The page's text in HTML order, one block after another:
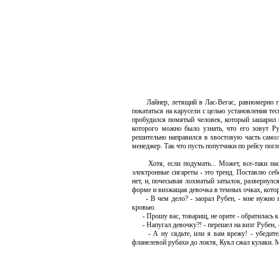
Лайнер, летящий в Лас-Вегас, равномерно
покататься на карусели с целью установления
пробудился помятый человек, который
которого можно было узнать, что его зовут
решительно направился в хвостовую часть
менеджер. Так что пусть попутчики по рейсу
Хотя, если подумать... Может, все-таки
электронные сигареты - это тренд. Поставлю
нет, и, почесывая лохматый затылок,
форме и визжащая девочка в темных очках,
- В чем дело? - заорал Рубен, - мне нужно в
кровью.
- Прошу вас, товарищ, не орите - обратилась к
- Напугал девочку?! - перешел на визг Рубен,
- А ну сядьте, или я вам врежу! -
фланелевой рубахи до локтя, Кукл сжал кулаки.